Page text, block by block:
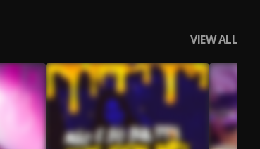
VIEW ALL